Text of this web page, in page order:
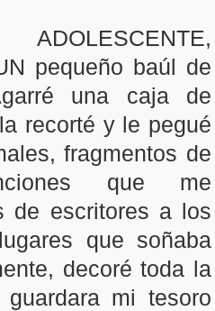
pequeño baúl de
una caja de
recorté y le pegué
fragmentos de
que me
de escritores a los
que soñaba
decoré toda la
mi tesoro